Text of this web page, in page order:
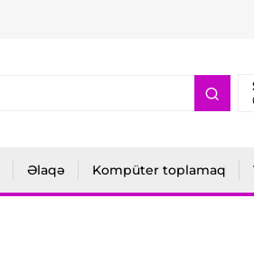
Əlaqə Kompüter toplamaq